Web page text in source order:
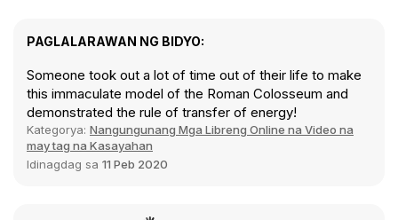
PAGLALARAWAN NG BIDYO:
Someone took out a lot of time out of their life to make
this immaculate model of the Roman Colosseum and
demonstrated the rule of transfer of energy!
Kategorya: Nangungunang Mga Libreng Online na Video na
may tag na Kasayahan
Idinagdag sa 11 Peb 2020